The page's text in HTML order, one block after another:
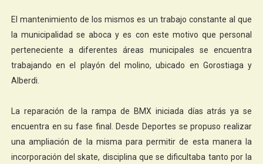
El mantenimiento de los mismos es un trabajo constante al que
la municipalidad se aboca y es con este motivo que personal
perteneciente a diferentes áreas municipales se encuentra
trabajando en el playón del molino, ubicado en Gorostiaga y
Alberdi.
La reparación de la rampa de BMX iniciada días atrás ya se
encuentra en su fase final. Desde Deportes se propuso realizar
una ampliación de la misma para permitir de esta manera la
incorporación del skate, disciplina que se dificultaba tanto por la